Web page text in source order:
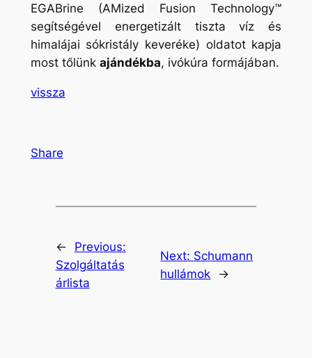
EGABrine (AMized Fusion Technology™
segítségével energetizált tiszta víz és
himalájai sókristály keveréke) oldatot kapja
most tőlünk ajándékba, ivókúra formájában.
vissza
Share
←
Previous:
Szolgáltatás
árlista
Next: Schumann
hullámok
→